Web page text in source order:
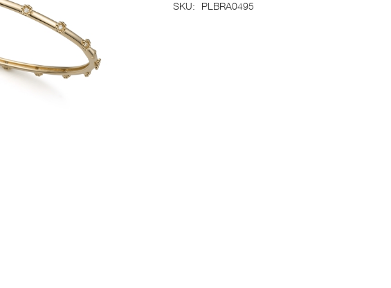
SKU: PLBRA0495